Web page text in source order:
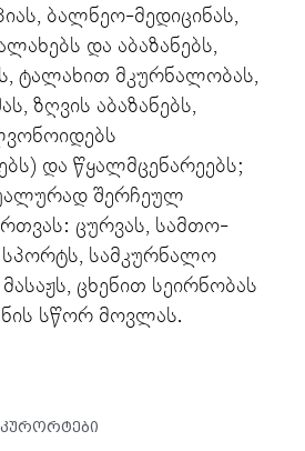
ბალნეო-მედიცინას,
და აბაზანებს,
ტალახით მკურნალობას,
ზღვის აბაზანებს,
და წყალმცენარეებს;
შერჩეულ
ცურვას, სამთო-
სამკურნალო
ცხენით სეირნობას
სწორ მოვლას.